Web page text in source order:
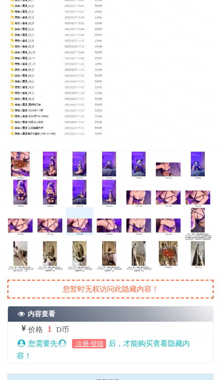
您暂时无权访问此隐藏内容！
内容查看
价格 1
D币
您需要先
注册/登陆
后，才能购买查看隐藏内
容！